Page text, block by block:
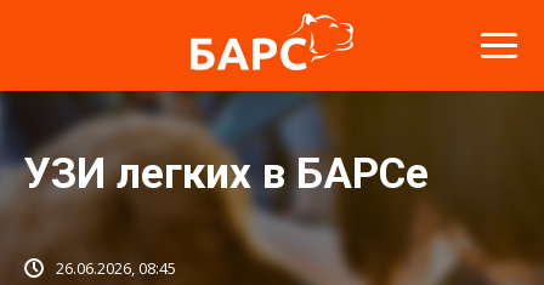
УЗИ легких в БАРСе
26.06.2026, 08:45